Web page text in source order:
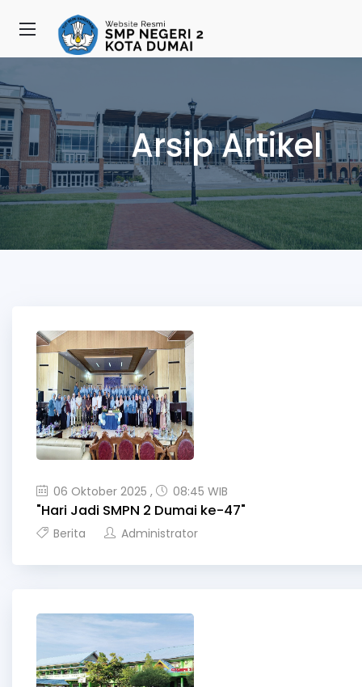
Arsip Artikel
06 Oktober 2025 , 08:45 WIB
"Hari Jadi SMPN 2 Dumai ke-47"
Berita Administrator